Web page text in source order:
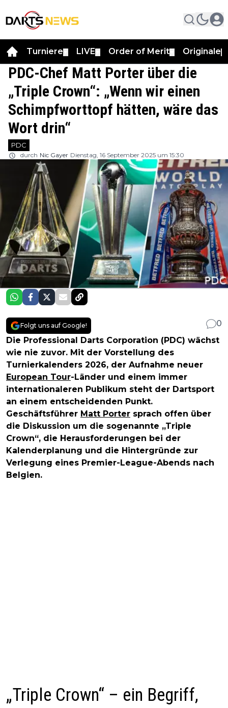
Turniere LIVE Order of Merit Originale
PDC-Chef Matt Porter über die
„Triple Crown“: „Wenn wir einen
Schimpfworttopf hätten, wäre das
Wort drin“
PDC
durch Nic Gayer Dienstag, 16 September 2025 um 15:30
Folgt uns auf Google!
0
Die Professional Darts Corporation (PDC) wächst
wie nie zuvor. Mit der Vorstellung des
Turnierkalenders 2026, der Aufnahme neuer
European Tour-Länder und einem immer
internationaleren Publikum steht der Dartsport
an einem entscheidenden Punkt.
Geschäftsführer Matt Porter sprach offen über
die Diskussion um die sogenannte „Triple
Crown“, die Herausforderungen bei der
Kalenderplanung und die Hintergründe zur
Verlegung eines Premier-League-Abends nach
Belgien.
„Triple Crown“ – ein Begriff,